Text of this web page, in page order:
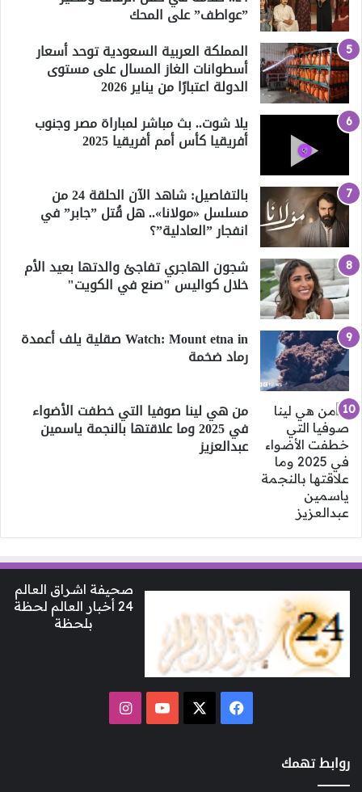
”عواطف” على المحك
المملكة العربية السعودية توحد أسعار
أسطوانات الغاز المسال على مستوى
الدولة اعتبارًا من يناير 2026
يلا شوت.. بث مباشر لمباراة مصر وجنوب
أفريقيا كأس أمم أفريقيا 2025
بالتفاصيل: شاهد الآن الحلقة 24 من
مسلسل «مولانا».. هل قُتل ”جابر” في
انفجار ”العادلية”؟
شجون الهاجري تفاجئ والدتها بعيد الأم
خلال كواليس "صنع في الكويت"
Watch: Mount etna in صقلية يلف أعمدة
رماد ضخمة
من هي لينا صوفيا التي خطفت الأضواء
في 2025 وما علاقتها بالنجمة ياسمين
عبدالعزيز
صحيفة اشراق العالم
24 أخبار العالم لحظة
بلحظة
فيسبوك ‫YouTubeانستقرام
روابط تهمك